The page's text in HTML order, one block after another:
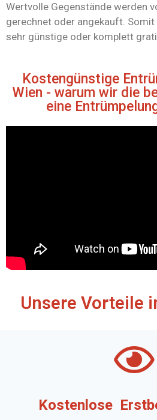
Wertvolle Gegenstände werden
gerechnet oder angekauft. Somit
sehr günstige oder komplett
Kostengünstige
Wien - warum wir die
eine
Unsere Vorteile
Kostenlose